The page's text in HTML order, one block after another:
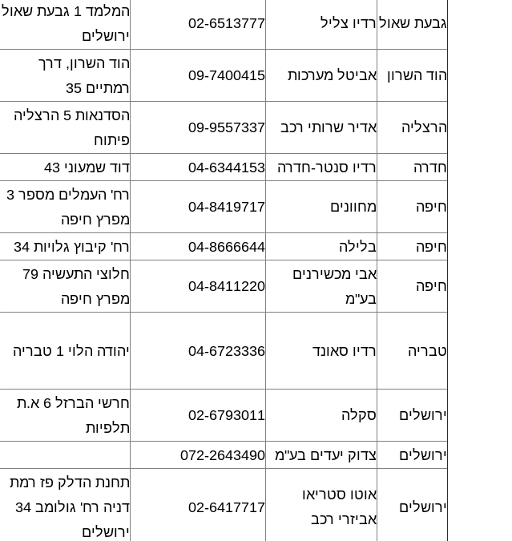
גבעת שאול רדיו צליל 02-6513777
המלמד 1 גבעת שאול
ירושלים
הוד השרון אביטל מערכות 09-7400415
הוד השרון, דרך
רמתיים 35
הרצליה אדיר שרותי רכב 09-9557337
הסדנאות 5 הרצליה
פיתוח
חדרה רדיו סנטר-חדרה 04-6344153 דוד שמעוני 43
חיפה מחוונים 04-8419717
רח' העמלים מספר 3
מפרץ חיפה
חיפה בלילה 04-8666644 רח' קיבוץ גלויות 34
חיפה
אבי מכשירנים
בע"מ
04-8411220
חלוצי התעשיה 79
מפרץ חיפה
טבריה רדיו סאונד 04-6723336 יהודה הלוי 1 טבריה
ירושלים סקלה 02-6793011
חרשי הברזל 6 א.ת
תלפיות
ירושלים צדוק יעדים בע"מ 072-2643490
ירושלים
אוטו סטריאו
אביזרי רכב
02-6417717
תחנת הדלק פז רמת
דניה רח' גולומב 34
ירושלים